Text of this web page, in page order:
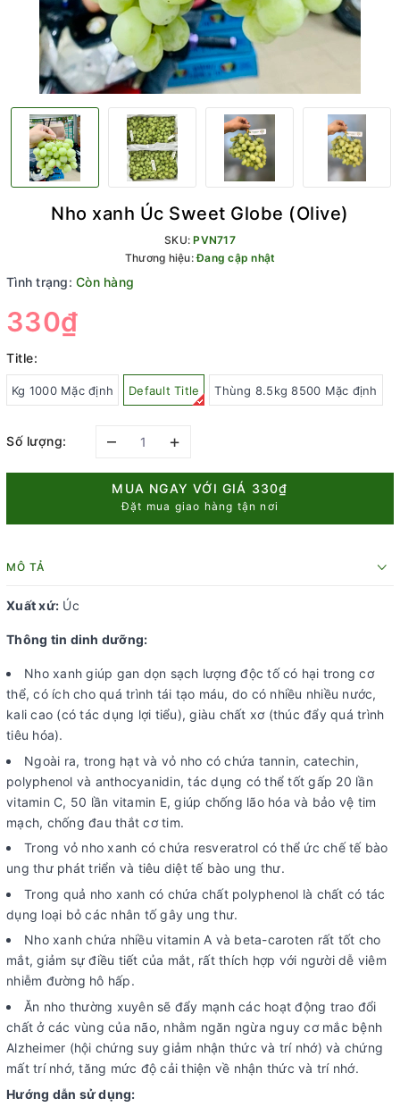
Nho xanh Úc Sweet Globe (Olive)
SKU:PVN717
Thương hiệu:Đang cập nhật
Tình trạng: Còn hàng
330₫
Title:
Kg 1000 Mặc định Default Title Thùng 8.5kg 8500 Mặc định
Số lượng: – +
MUA NGAY VỚI GIÁ 330₫
Đặt mua giao hàng tận nơi
MÔ TẢ
Xuất xứ: Úc
Thông tin dinh dưỡng:
Nho xanh giúp gan dọn sạch lượng độc tố có hại trong cơ
thể, có ích cho quá trình tái tạo máu, do có nhiều nhiều nước,
kali cao (có tác dụng lợi tiểu), giàu chất xơ (thúc đẩy quá trình
tiêu hóa).
Ngoài ra, trong hạt và vỏ nho có chứa tannin, catechin,
polyphenol và anthocyanidin, tác dụng có thể tốt gấp 20 lần
vitamin C, 50 lần vitamin E, giúp chống lão hóa và bảo vệ tim
mạch, chống đau thắt cơ tim.
Trong vỏ nho xanh có chứa resveratrol có thể ức chế tế bào
ung thư phát triển và tiêu diệt tế bào ung thư.
Trong quả nho xanh có chứa chất polyphenol là chất có tác
dụng loại bỏ các nhân tố gây ung thư.
Nho xanh chứa nhiều vitamin A và beta-caroten rất tốt cho
mắt, giảm sự điều tiết của mắt, rất thích hợp với người dễ viêm
nhiễm đường hô hấp.
Ăn nho thường xuyên sẽ đẩy mạnh các hoạt động trao đổi
chất ở các vùng của não, nhằm ngăn ngừa nguy cơ mắc bệnh
Alzheimer (hội chứng suy giảm nhận thức và trí nhớ) và chứng
mất trí nhớ, tăng mức độ cải thiện về nhận thức và trí nhớ.
Hướng dẫn sử dụng: